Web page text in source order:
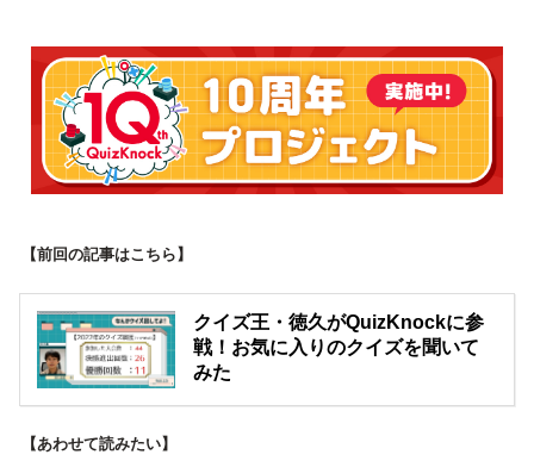
【前回の記事はこちら】
クイズ王・徳久がQuizKnockに参
戦！お気に入りのクイズを聞いて
みた
【あわせて読みたい】